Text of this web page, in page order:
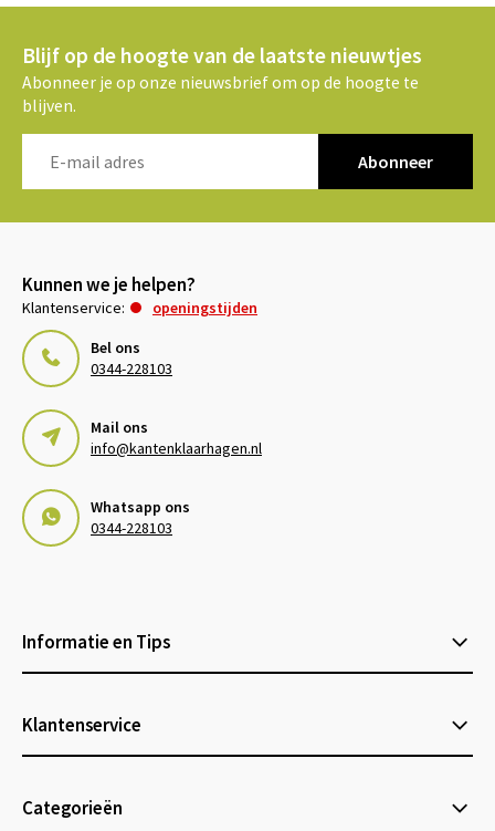
Blijf op de hoogte van de laatste nieuwtjes
Abonneer je op onze nieuwsbrief om op de hoogte te
blijven.
Abonneer
Kunnen we je helpen?
Klantenservice:
openingstijden
Bel ons
0344-228103
Mail ons
info@kantenklaarhagen.nl
Whatsapp ons
0344-228103
Informatie en Tips
Klantenservice
Categorieën